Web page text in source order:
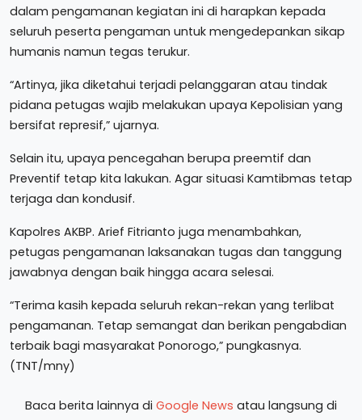
dalam pengamanan kegiatan ini di harapkan kepada
seluruh peserta pengaman untuk mengedepankan sikap
humanis namun tegas terukur.
“Artinya, jika diketahui terjadi pelanggaran atau tindak
pidana petugas wajib melakukan upaya Kepolisian yang
bersifat represif,” ujarnya.
Selain itu, upaya pencegahan berupa preemtif dan
Preventif tetap kita lakukan. Agar situasi Kamtibmas tetap
terjaga dan kondusif.
Kapolres AKBP. Arief Fitrianto juga menambahkan,
petugas pengamanan laksanakan tugas dan tanggung
jawabnya dengan baik hingga acara selesai.
“Terima kasih kepada seluruh rekan-rekan yang terlibat
pengamanan. Tetap semangat dan berikan pengabdian
terbaik bagi masyarakat Ponorogo,” pungkasnya.
(TNT/mny)
Baca berita lainnya di Google News atau langsung di